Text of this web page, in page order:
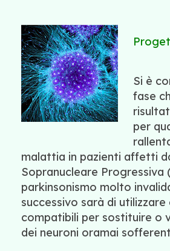
Si è
fase
per
malattia in pazienti affetti
Sopranucleare Progressiva
parkinsonismo molto
successivo sarà di utilizzare
compatibili per sostituire o
dei neuroni oramai